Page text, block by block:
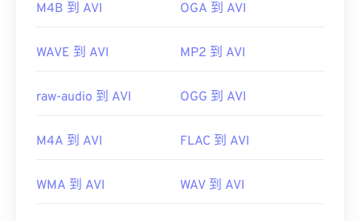
M4B 到 AVI OGA 到 AVI
WAVE 到 AVI MP2 到 AVI
raw-audio 到 AVI OGG 到 AVI
M4A 到 AVI FLAC 到 AVI
WMA 到 AVI WAV 到 AVI